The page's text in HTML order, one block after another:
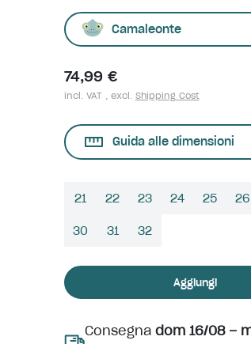
Camaleonte
74,99 €
incl. VAT , excl. Shipping Cost
Guida alle dimensioni
21 22 23 24 25 26
30 31 32
Aggiungi
Consegna dom 16/08 –